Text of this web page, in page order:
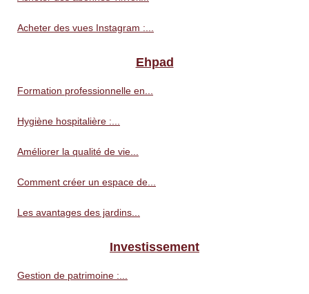
Acheter des vues Instagram :...
Ehpad
Formation professionnelle en...
Hygiène hospitalière :...
Améliorer la qualité de vie...
Comment créer un espace de...
Les avantages des jardins...
Investissement
Gestion de patrimoine :...